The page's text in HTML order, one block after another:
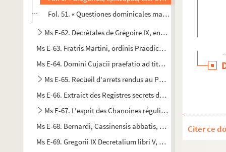
Fol. 51. « Questiones dominicales magistri Bartholomei
Ms E-62. Décrétales de Grégoire IX, en français
Ms E-63. Fratris Martini, ordinis Praedicatorum, tabula
Ms E-64. Domini Cujacii praefatio ad titulum de acquirenda
Ms E-65. Recüeil d'arrets rendus au Parlement de
Ms E-66. Extraict des Registres secrets de la chambre de l'Edict
Ms E-67. L'esprit des Chanoines réguliers, par D. Jean
Ms E-68. Bernardi, Cassinensis abbatis, expositio in regulam
Ms E-69. Gregorii IX Decretalium libri V, cum glosa Bernardi
Citer ce